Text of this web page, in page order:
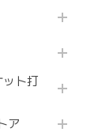
ト打
ア